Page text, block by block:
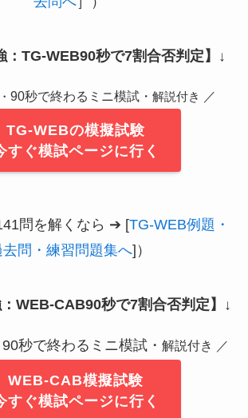
：TG-WEB90秒で7割合否判定】 ↓
90秒で終わるミニ模試・ 解説付き ／
TG-WEBの模擬試験
すぐ模試ページに行く
問を解くなら ➔ [TG-WEB例題・
去問・練習問題集へ]）
：WEB-CAB90秒で7割合否判定】 ↓
90秒で終わるミニ模試・ 解説付き ／
WEB-CAB模擬試験
すぐ模試ページに行く